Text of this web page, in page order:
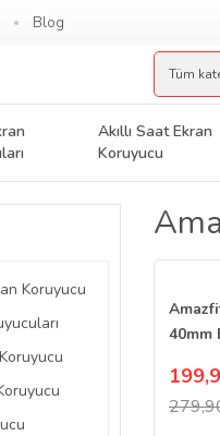
Blog
Akıllı Saat Ekran
Koruyucu
Koruyucu
40mm
Film 2